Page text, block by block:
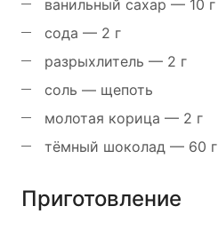
ванильный сахар — 10 г
сода — 2 г
разрыхлитель — 2 г
соль — щепоть
молотая корица — 2 г
тёмный шоколад — 60 г
Приготовление